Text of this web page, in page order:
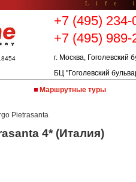
Life
+7 (495) 234-
+7 (495) 989-
г. Москва, Гоголевский
БЦ "Гоголевский
Маршрутные туры
Pietrasanta
4* (Италия)